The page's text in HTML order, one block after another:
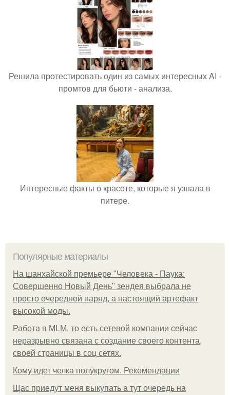
Решила протестировать один из самых интересных AI -
промтов для бьюти - анализа.
Интересные факты о красоте, которые я узнала в
питере.
Популярные материалы
На шанхайской премьере "Человека - Паука:
Совершенно Новый День" зендея выбрала не
просто очередной наряд, а настоящий артефакт
высокой моды.
Работа в MLM, то есть сетевой компании сейчас
неразрывно связана с создание своего контента,
своей страницы в соц сетях.
Кому идет челка полукругом. Рекомендации
Щас приедут меня выкупать а тут очередь на